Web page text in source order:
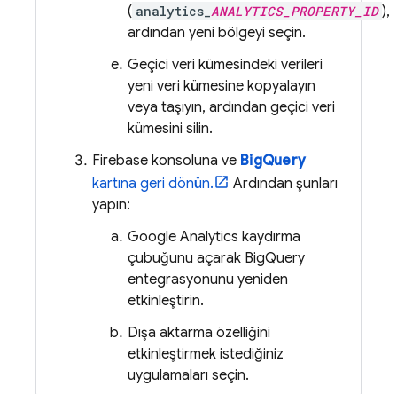
( analytics_ ANALYTICS_PROPERTY_ID ),
ardından yeni bölgeyi seçin.
Geçici veri kümesindeki verileri
yeni veri kümesine kopyalayın
veya taşıyın, ardından geçici veri
kümesini silin.
Firebase konsoluna ve BigQuery
kartına geri dönün.
Ardından şunları
yapın:
Google Analytics kaydırma
çubuğunu açarak BigQuery
entegrasyonunu yeniden
etkinleştirin.
Dışa aktarma özelliğini
etkinleştirmek istediğiniz
uygulamaları seçin.